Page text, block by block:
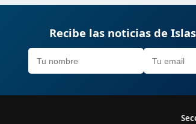
Recibe las noticias de